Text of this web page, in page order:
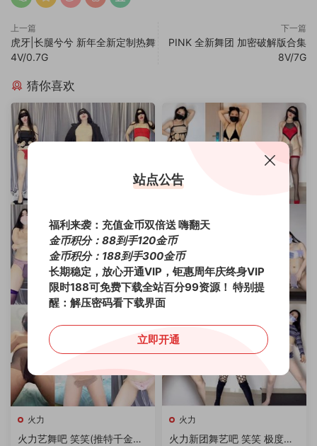
上一篇
虎牙|长腿兮兮 新年全新定制热舞
4V/0.7G
下一篇
PINK 全新舞团 加密破解版合集
8V/7G
猜你喜欢
火力
火力艺舞吧 笑笑(推特千金）
火力
火力新团舞艺吧 笑笑 极度诱
站点公告
福利来袭：充值金币双倍送 嗨翻天
金币积分：88到手120金币
金币积分：188到手300金币
长期稳定，放心开通VIP，钜惠周年庆终身VIP
限时188可免费下载全站百分99资源！ 特别提
醒：解压密码看下载界面
立即开通